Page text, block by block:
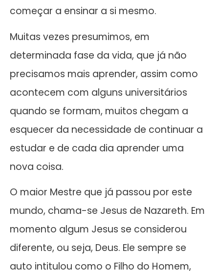
começar a ensinar a si mesmo.
Muitas vezes presumimos, em
determinada fase da vida, que já não
precisamos mais aprender, assim como
acontecem com alguns universitários
quando se formam, muitos chegam a
esquecer da necessidade de continuar a
estudar e de cada dia aprender uma
nova coisa.
O maior Mestre que já passou por este
mundo, chama-se Jesus de Nazareth. Em
momento algum Jesus se considerou
diferente, ou seja, Deus. Ele sempre se
auto intitulou como o Filho do Homem,